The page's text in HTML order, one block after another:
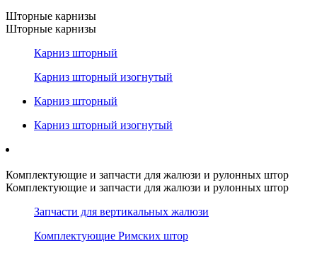
Шторные карнизы
Шторные карнизы
Карниз шторный
Карниз шторный изогнутый
Карниз шторный
Карниз шторный изогнутый
Комплектующие и запчасти для жалюзи и рулонных штор
Комплектующие и запчасти для жалюзи и рулонных штор
Запчасти для вертикальных жалюзи
Комплектующие Римских штор